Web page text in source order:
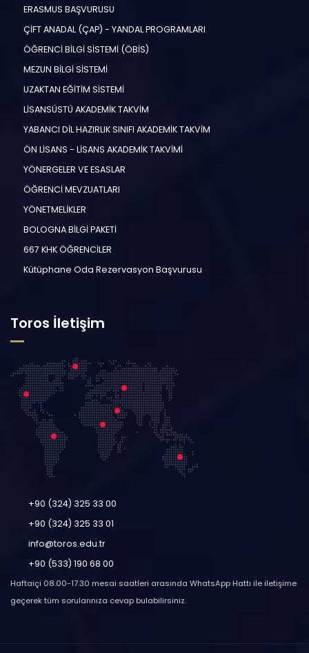
ERASMUS BAŞVURUSU
ÇİFT ANADAL (ÇAP) - YANDAL PROGRAMLARI
ÖĞRENCİ BİLGİ SİSTEMİ (ÖBİS)
MEZUN BİLGİ SİSTEMİ
UZAKTAN EĞİTİM SİSTEMİ
LİSANSÜSTÜ AKADEMİK TAKVİM
YABANCI DİL HAZIRLIK SINIFI AKADEMİK TAKVİM
ÖN LİSANS - LİSANS AKADEMİK TAKVİMİ
YÖNERGELER VE ESASLAR
ÖĞRENCİ MEVZUATLARI
YÖNETMELİKLER
BOLOGNA BİLGİ PAKETİ
667 KHK ÖĞRENCİLER
Kütüphane Oda Rezervasyon Başvurusu
Toros İletişim
+90 (324) 325 33 00
+90 (324) 325 33 01
info@toros.edu.tr
+90 (533) 190 68 00
Haftaiçi 08.00-17.30 mesai saatleri arasında WhatsApp Hattı ile iletişime
geçerek tüm sorularınıza cevap bulabilirsiniz.